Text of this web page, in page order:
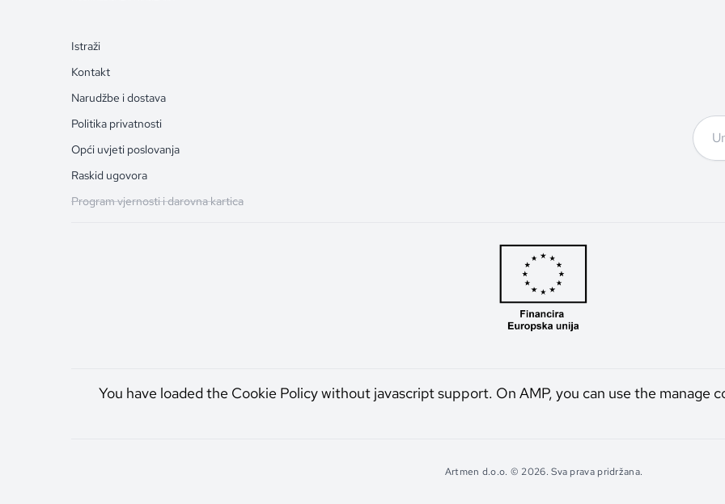
Istraži
Kontakt
Narudžbe i dostava
Politika privatnosti
Opći uvjeti poslovanja
Raskid ugovora
Program vjernosti i darovna kartica
You have loaded the Cookie Policy without javascript support. On AMP, you can use the
Artmen d.o.o. © 2026. Sva prava pridržana.